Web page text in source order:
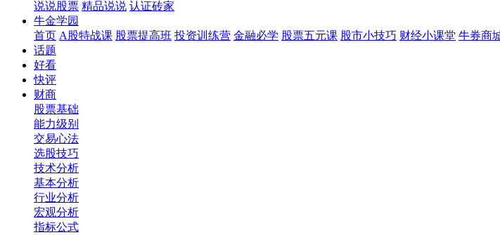
说说股票 精品说说 认证砖家
牛金学园
首页 A股特战课 股票提高班 投资训练营 金融必学 股票五元课 股市小技巧 财经小课堂 牛券商
话题
好看
快评
财商
股票基础
能力级别
交易心法
选股技巧
技术分析
基本分析
行业分析
宏观分析
指标公式